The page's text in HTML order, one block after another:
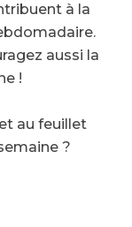
à la
aussi la
!
au feuillet
?